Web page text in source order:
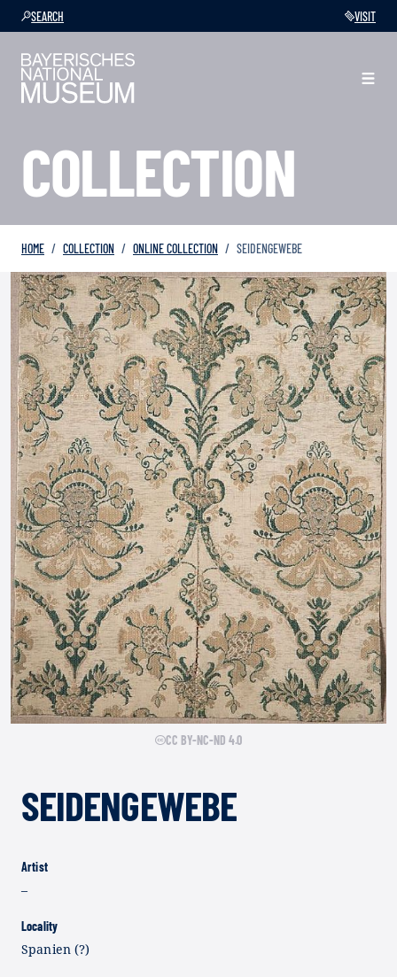
SEARCH VISIT
COLLECTION
HOME COLLECTION ONLINE COLLECTION SEIDENGEWEBE
CC BY-NC-ND 4.0
SEIDENGEWEBE
Artist
–
Locality
Spanien (?)